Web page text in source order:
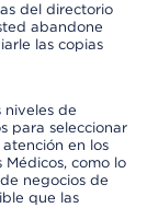
del directorio
abandone
las copias
niveles de
para seleccionar
en los
como lo
negocios de
que las